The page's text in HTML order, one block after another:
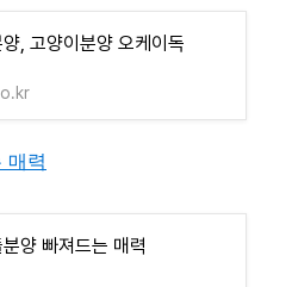
, 고양이분양 오케이독
매력
양 빠져드는 매력